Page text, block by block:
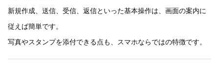
新規作成、送信、受信、返信といった基本操作は、画面の案内に
従えば簡単です。
写真やスタンプを添付できる点も、スマホならではの特徴です。